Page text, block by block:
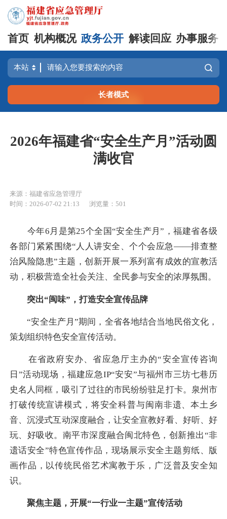
首页 机构概况 政务公开 解读回应 办事服务
长者模式
2026年福建省“安全生产月”活动圆
满收官
来源：福建省应急管理厅
时间：2026-07-02 21:13
浏览量：501
今年6月是第25个全国“安全生产月”，福建省各级
各部门紧紧围绕“人人讲安全、个个会应急——排查整
治风险隐患”主题，创新开展一系列富有成效的宣教活
动，积极营造全社会关注、全民参与安全的浓厚氛围。
突出“闽味”，打造安全宣传品牌
“安全生产月”期间，全省各地结合当地民俗文化，
策划组织特色安全宣传活动。
在省政府安办、省应急厅主办的“安全宣传咨询
日”活动现场，福建应急IP“安安”与福州市三坊七巷历
史名人同框，吸引了过往的市民纷纷驻足打卡。泉州市
打破传统宣讲模式，将安全科普与闽南非遗、本土乡
音、沉浸式互动深度融合，让安全宣教好看、好听、好
玩、好吸收。南平市深度融合闽北特色，创新推出“非
遗话安全”特色宣传作品，现场展示安全主题剪纸、版
画作品，以传统民俗艺术寓教于乐，广泛普及安全知
识。
聚焦主题，开展“一行业一主题”宣传活动